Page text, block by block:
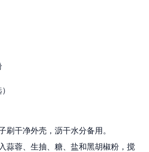
刷干净外壳，沥干水分备用。
蒜蓉、生抽、糖、盐和黑胡椒粉，搅